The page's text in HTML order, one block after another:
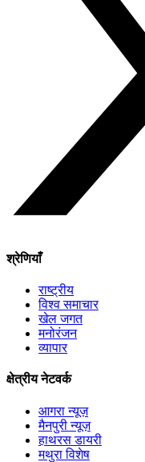
श्रेणियाँ
राष्ट्रीय
विश्व समाचार
खेल जगत
मनोरंजन
व्यापार
क्षेत्रीय नेटवर्क
आगरा न्यूज़
मैनपुरी न्यूज़
हाथरस डायरी
मथुरा विशेष